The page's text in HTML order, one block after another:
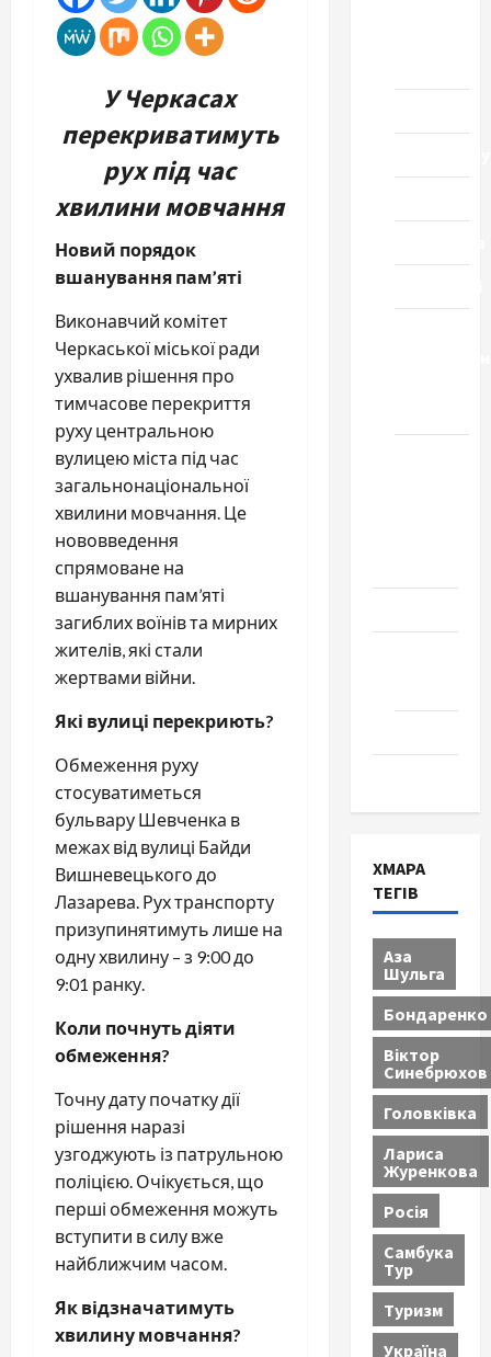
У Черкасах
перекриватимуть
рух під час
хвилини мовчання
Новий порядок
вшанування пам’яті
Виконавчий комітет
Черкаської міської ради
ухвалив рішення про
тимчасове перекриття
руху центральною
вулицею міста під час
загальнонаціональної
хвилини мовчання. Це
нововведення
спрямоване на
вшанування пам’яті
загиблих воїнів та мирних
жителів, які стали
жертвами війни.
Які вулиці перекриють?
Обмеження руху
стосуватиметься
бульвару Шевченка в
межах від вулиці Байди
Вишневецького до
Лазарева. Рух транспорту
призупинятимуть лише на
одну хвилину – з 9:00 до
9:01 ранку.
Коли почнуть діяти
обмеження?
Точну дату початку дії
рішення наразі
узгоджують із патрульною
поліцією. Очікується, що
перші обмеження можуть
вступити в силу вже
найближчим часом.
Як відзначатимуть
хвилину мовчання?
ХМАРА
ТЕГІВ
Аза
Шульга
Бондаренко
Віктор
Синебрюхов
Головківка
Лариса
Журенкова
Росія
Самбука
Тур
Туризм
Україна